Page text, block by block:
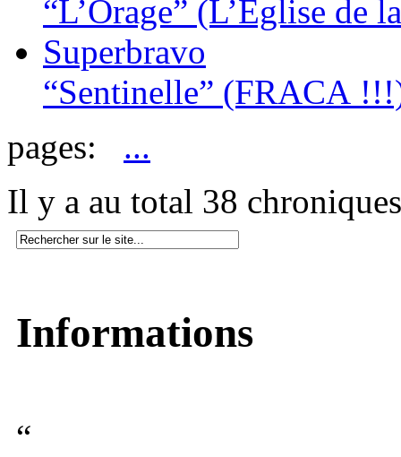
“L’Orage” (L’Eglise de
Superbravo
“Sentinelle” (FRACA
pages: ...
Il y a au total 38 chroniques
Informations
“